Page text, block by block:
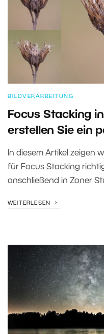
BILDVERARBEITUNG
Focus Stacking
erstellen Sie ein
In diesem Artikel zeigen
für Focus Stacking
anschließend in Zoner
WEITERLESEN